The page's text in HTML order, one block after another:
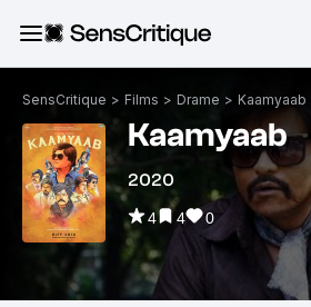
SensCritique > Films > Drame > Kaamyaab
Kaamyaab
2020
4 4 0